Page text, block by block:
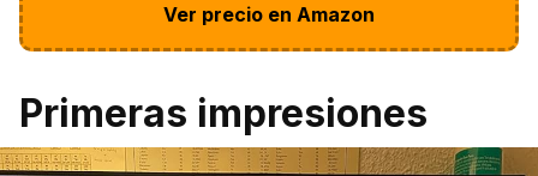
Ver precio en Amazon
Primeras impresiones